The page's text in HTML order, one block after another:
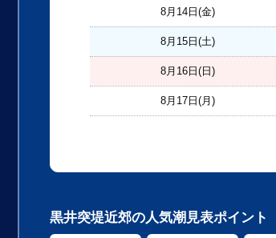
8月14日(金)
8月15日(土)
8月16日(日)
8月17日(月)
黒井突堤近郊の人気潮見表ポイント